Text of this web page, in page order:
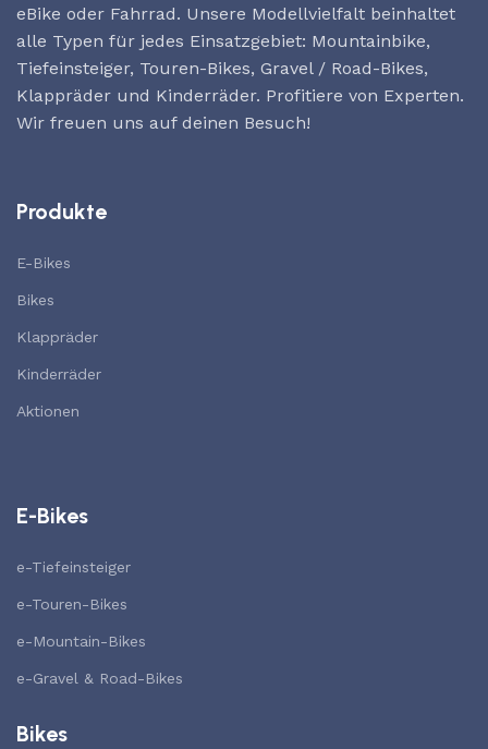
eBike oder Fahrrad. Unsere Modellvielfalt beinhaltet
alle Typen für jedes Einsatzgebiet: Mountainbike,
Tiefeinsteiger, Touren-Bikes, Gravel / Road-Bikes,
Klappräder und Kinderräder. Profitiere von Experten.
Wir freuen uns auf deinen Besuch!
Produkte
E-Bikes
Bikes
Klappräder
Kinderräder
Aktionen
E-Bikes
e-Tiefeinsteiger
e-Touren-Bikes
e-Mountain-Bikes
e-Gravel & Road-Bikes
Bikes